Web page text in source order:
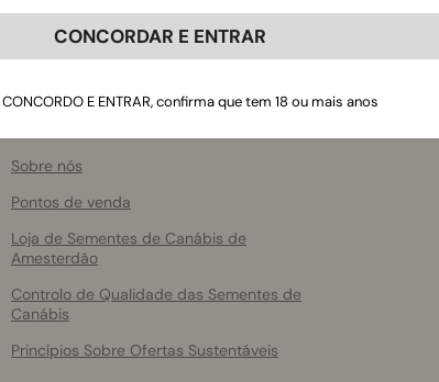
Sobre nós
Pontos de venda
Loja de Sementes de Canábis de
Amesterdão
Controlo de Qualidade das Sementes de
Canábis
Princípios Sobre Ofertas Sustentáveis
CONCORDAR E ENTRAR
E ENTRAR, confirma que tem 18 ou mais anos